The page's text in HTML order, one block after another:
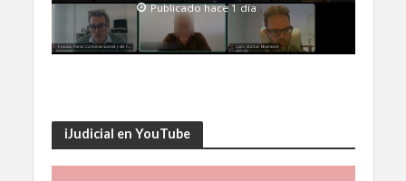
Publicado hace 1 día
iJudicial en YouTube